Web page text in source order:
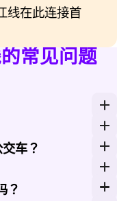
线在此连接首
常见问题
1.5到2小时，具
里的距离。
车？
火车提供的旅途
元到29,800韩元
？